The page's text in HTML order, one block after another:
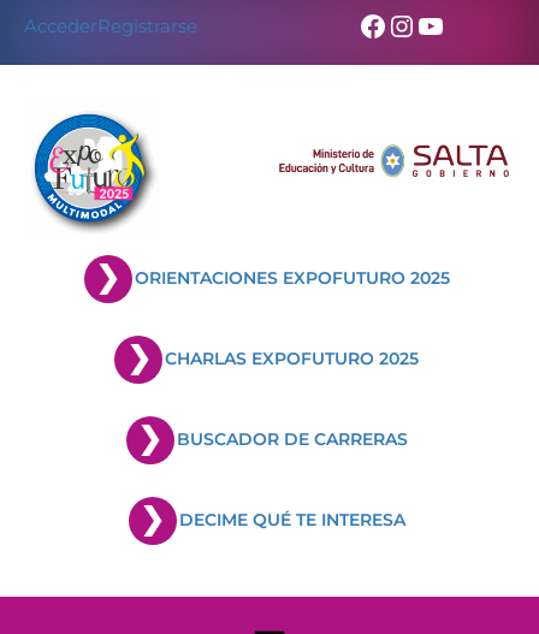
content
AccederRegistrarse Facebook
Instagram
YouTube
ORIENTACIONES EXPOFUTURO 2025
CHARLAS EXPOFUTURO 2025
BUSCADOR DE CARRERAS
DECIME QUÉ TE INTERESA